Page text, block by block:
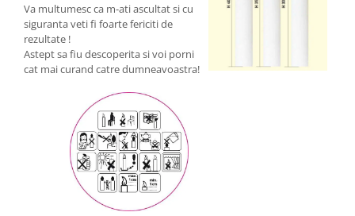
Va multumesc ca m-ati ascultat si cu
siguranta veti fi foarte fericiti de
rezultate !
Astept sa fiu descoperita si voi porni
cat mai curand catre dumneavoastra!